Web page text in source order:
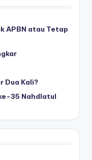
APBN atau Tetap
Dua Kali?
35 Nahdlatul